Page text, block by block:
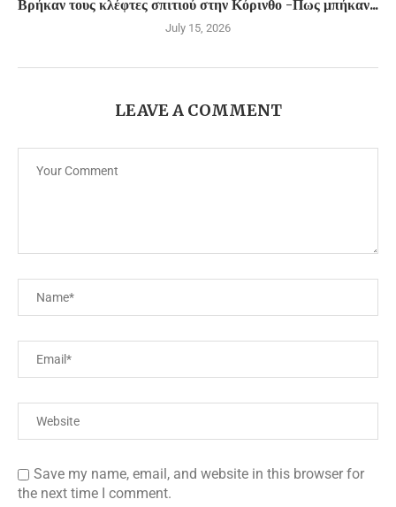
Βρήκαν τους κλέφτες σπιτιού στην Κόρινθο -Πως μπήκαν...
July 15, 2026
LEAVE A COMMENT
Save my name, email, and website in this browser for
the next time I comment.